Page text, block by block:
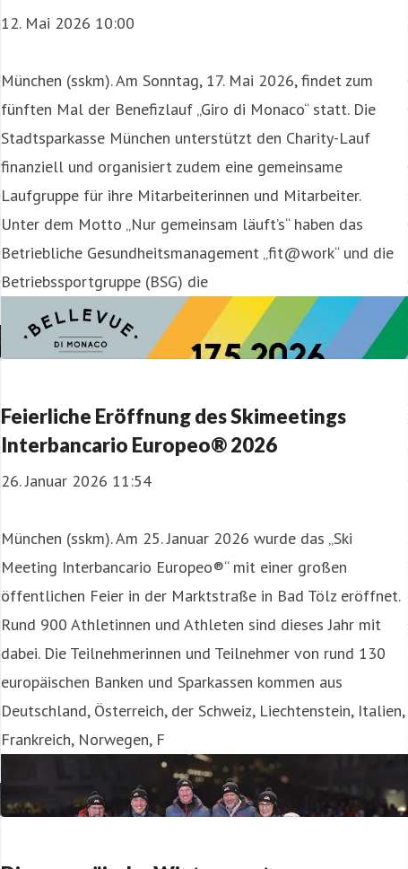
12. Mai 2026 10:00
München (sskm). Am Sonntag, 17. Mai 2026, findet zum
fünften Mal der Benefizlauf „Giro di Monaco“ statt. Die
Stadtsparkasse München unterstützt den Charity-Lauf
finanziell und organisiert zudem eine gemeinsame
Laufgruppe für ihre Mitarbeiterinnen und Mitarbeiter.
Unter dem Motto „Nur gemeinsam läuft’s“ haben das
Betriebliche Gesundheitsmanagement „fit@work“ und die
Betriebssportgruppe (BSG) die
Feierliche Eröffnung des Skimeetings
Interbancario Europeo® 2026
26. Januar 2026 11:54
München (sskm). Am 25. Januar 2026 wurde das „Ski
Meeting Interbancario Europeo®“ mit einer großen
öffentlichen Feier in der Marktstraße in Bad Tölz eröffnet.
Rund 900 Athletinnen und Athleten sind dieses Jahr mit
dabei. Die Teilnehmerinnen und Teilnehmer von rund 130
europäischen Banken und Sparkassen kommen aus
Deutschland, Österreich, der Schweiz, Liechtenstein, Italien,
Frankreich, Norwegen, F